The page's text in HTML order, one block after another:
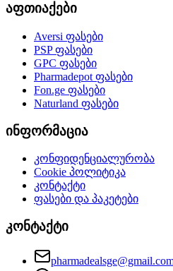
აფთიაქები
Aversi ფასები
PSPფასები
GPC ფასები
Pharmadepot ფასები
Fon.ge ფასები
Naturland ფასები
ინფორმაცია
კონფიდენციალურობა
Cookie პოლიტიკა
კონტაქტი
ფასები და პაკეტები
კონტაქტი